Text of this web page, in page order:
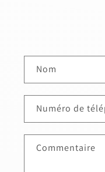
o
r
m
u
Nom
Numéro de
Commentaire